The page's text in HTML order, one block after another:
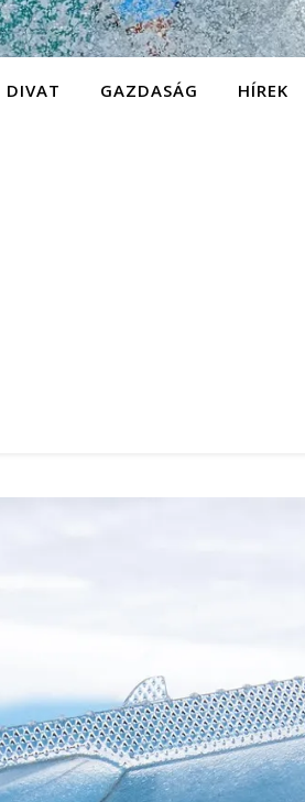
DIVAT GAZDASÁG HÍREK